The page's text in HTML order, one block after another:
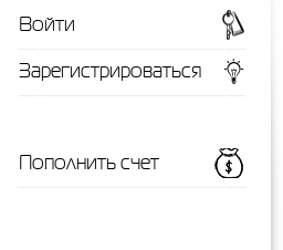
Войти
Зарегистрироваться
Пополнить счет